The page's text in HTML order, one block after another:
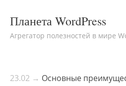
Планета WordPress
Агрегатор полезностей в мире
23.02 → Основные